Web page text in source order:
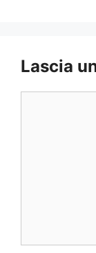
Lascia